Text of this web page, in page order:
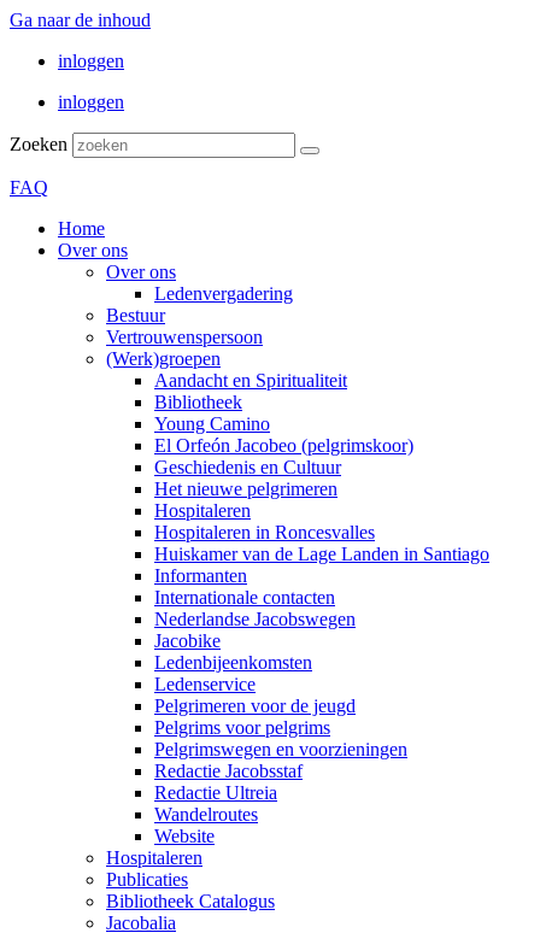
Ga naar de inhoud
inloggen
inloggen
Zoeken
FAQ
Home
Over ons
Over ons
Ledenvergadering
Bestuur
Vertrouwenspersoon
(Werk)groepen
Aandacht en Spiritualiteit
Bibliotheek
Young Camino
El Orfeón Jacobeo (pelgrimskoor)
Geschiedenis en Cultuur
Het nieuwe pelgrimeren
Hospitaleren
Hospitaleren in Roncesvalles
Huiskamer van de Lage Landen in Santiago
Informanten
Internationale contacten
Nederlandse Jacobswegen
Jacobike
Ledenbijeenkomsten
Ledenservice
Pelgrimeren voor de jeugd
Pelgrims voor pelgrims
Pelgrimswegen en voorzieningen
Redactie Jacobsstaf
Redactie Ultreia
Wandelroutes
Website
Hospitaleren
Publicaties
Bibliotheek Catalogus
Jacobalia